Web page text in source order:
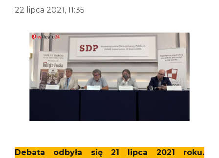
22 lipca 2021, 11:35
Debata odbyła się 21 lipca 2021 roku.